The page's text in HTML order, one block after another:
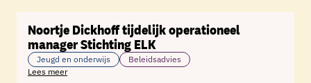
Noortje Dickhoff tijdelijk operationeel
manager Stichting ELK
Jeugd en onderwijs
Beleidsadvies
Lees meer